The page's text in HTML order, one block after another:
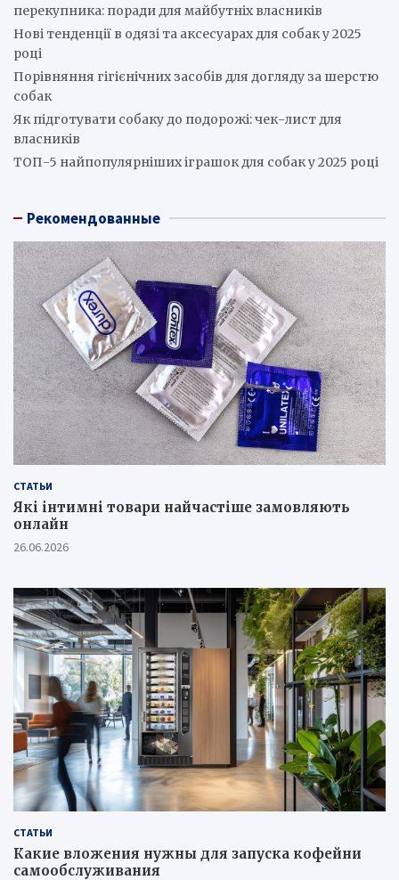
перекупника: поради для майбутніх власників
Нові тенденції в одязі та аксесуарах для собак у 2025
році
Порівняння гігієнічних засобів для догляду за шерстю
собак
Як підготувати собаку до подорожі: чек-лист для
власників
ТОП-5 найпопулярніших іграшок для собак у 2025 році
Рекомендованные
СТАТЬИ
Які інтимні товари найчастіше замовляють
онлайн
26.06.2026
СТАТЬИ
Какие вложения нужны для запуска кофейни
самообслуживания